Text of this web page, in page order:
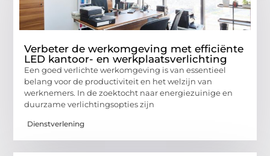
Verbeter de werkomgeving met efficiënte
LED kantoor- en werkplaatsverlichting
Een goed verlichte werkomgeving is van essentieel
belang voor de productiviteit en het welzijn van
werknemers. In de zoektocht naar energiezuinige en
duurzame verlichtingsopties zijn
Dienstverlening